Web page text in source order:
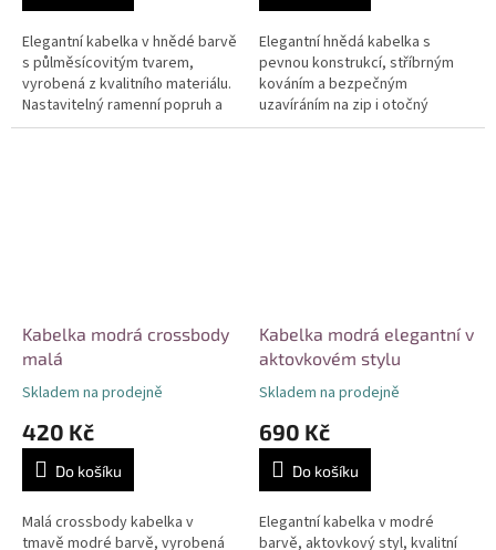
Elegantní kabelka v hnědé barvě
s půlměsícovitým tvarem,
vyrobená z kvalitního materiálu.
Nastavitelný ramenní popruh a
hlavní kapsa na zip poskytují
Elegantní hnědá kabelka s
pevnou konstrukcí, stříbrným
kováním a bezpečným
uzavíráním na zip i otočný
zámek. Vhodná pro každodenní
Kabelka modrá crossbody
malá
Skladem na prodejně
420 Kč
Do košíku
Malá crossbody kabelka v
tmavě modré barvě, vyrobená
Kabelka modrá elegantní v
aktovkovém stylu
Skladem na prodejně
690 Kč
Do košíku
Elegantní kabelka v modré
barvě, aktovkový styl, kvalitní